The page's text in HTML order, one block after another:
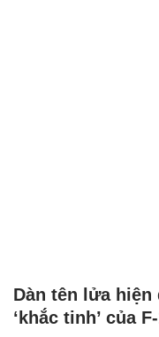
Dàn tên lửa hiện
‘khắc tinh’ của